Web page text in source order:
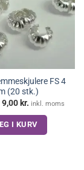
FS 4
(20 stk.)
Den
oprindelige
pris
var:
13,00 kr..
9,00 kr. Den
pris
er:
9,00 kr..
inkl. moms
I KURV